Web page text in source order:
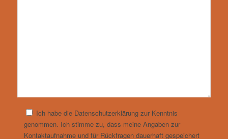
Ich habe die Datenschutzerklärung zur Kenntnis
genommen. Ich stimme zu, dass meine Angaben zur
Kontaktaufnahme und für Rückfragen dauerhaft gespeichert